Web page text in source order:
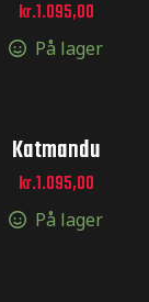
kr.1.095,00
På lager
Katmandu
kr.1.095,00
På lager